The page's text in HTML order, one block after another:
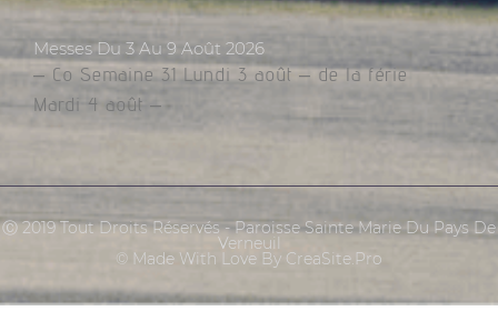
Messes Du 3 Au 9 Août 2026
– Co Semaine 31 Lundi 3 août – de la férie
Mardi 4 août –
Ⓒ 2019 Tout Droits Réservés - Paroisse Sainte Marie Du Pays De
Verneuil
© Made With Love By CreaSite.Pro